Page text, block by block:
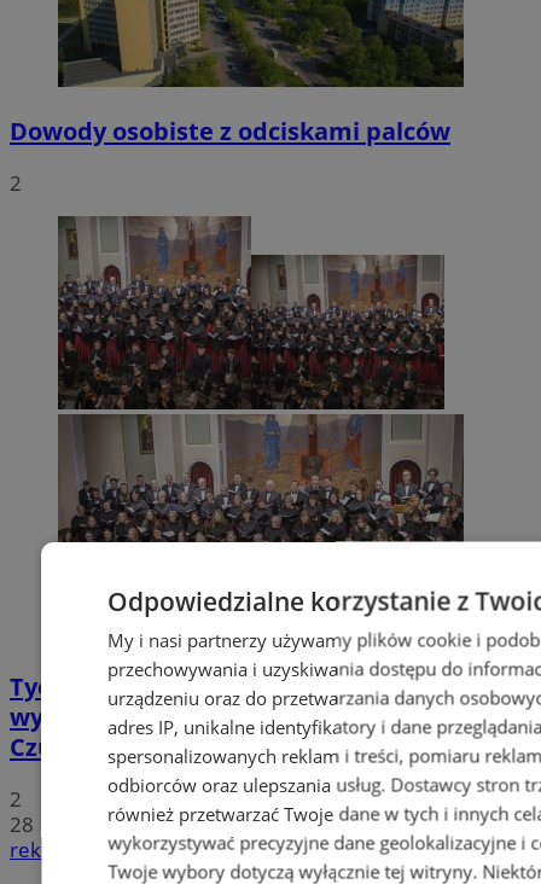
Dowody osobiste z odciskami palców
2
Tychy: Koncert chóralny "Messa di Gloria" –
wyjątkowe wydarzenie muzyczne w
Czułowie
2
28
reklama
Odpowiedzialne korzystanie z
My i nasi partnerzy używamy plików cookie i
przechowywania i uzyskiwania dostępu do
urządzeniu oraz do przetwarzania danych
adres IP, unikalne identyfikatory i dane
spersonalizowanych reklam i treści, pomiaru
odbiorców oraz ulepszania usług. Dostawcy stron
również przetwarzać Twoje dane w tych i innych
wykorzystywać precyzyjne dane geolokalizacyjne i
Twoje wybory dotyczą wyłącznie tej witryny.